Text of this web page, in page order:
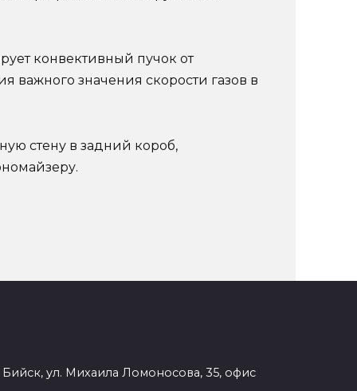
конвективный пучок от
значения скорости газов в
стену в задний короб,
Бийск, ул. Михаила Ломоносова, 35, офис